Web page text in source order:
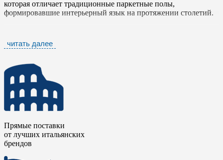
которая отличает традиционные паркетные полы,
формировавшие интерьерный язык на протяжении столетий.
от характерного рисунка годичных колец и естественной
вариативности сучков до направления волокон,
из этих элементов был воспроизведен фабрикой
использованием передовых технологий цифровой печати, что
позволило сохранить ту глубину и аутентичность, которая
возникает только при работе с живым материалом.
Особого внимания заслуживает финальная обработка.
Поверхность керамогранита
восковое покрытие, имитирующее тактильные ощущения от
натурального дерева, прошедшего ручную обработку. Этот
прием не только усиливает визуальную достоверность, но и
добавляет материалу дополнительное измерение —
читать далее
Прямые поставки
от лучших итальянских
брендов